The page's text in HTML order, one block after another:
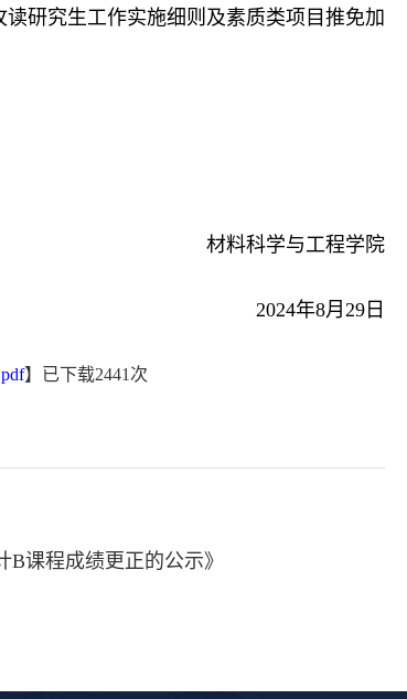
研究生工作实施细则及素质类项目推免加
材料科学与工程学院
2024年8月29日
】已下载2441 次
课程成绩更正的公示》